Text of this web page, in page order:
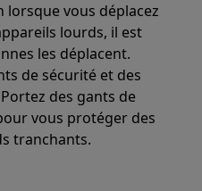
vous déplacez
lourds, il est
les déplacent.
de sécurité et des
des gants de
vous protéger des
tranchants.